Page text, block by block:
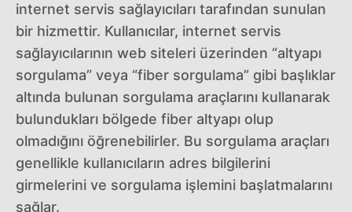
internet servis sağlayıcıları tarafından sunulan
bir hizmettir. Kullanıcılar, internet servis
sağlayıcılarının web siteleri üzerinden “altyapı
sorgulama” veya “fiber sorgulama” gibi başlıklar
altında bulunan sorgulama araçlarını kullanarak
bulundukları bölgede fiber altyapı olup
olmadığını öğrenebilirler. Bu sorgulama araçları
genellikle kullanıcıların adres bilgilerini
girmelerini ve sorgulama işlemini başlatmalarını
sağlar.